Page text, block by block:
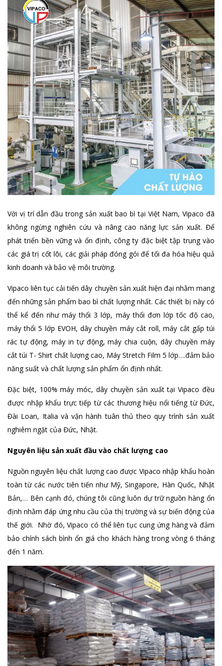
Với vị trí dẫn đầu trong sản xuất bao bì tại Việt Nam, Vipaco đã
không ngừng nghiên cứu và nâng cao năng lực sản xuất. Để
phát triển bền vững và ổn định, công ty đặc biệt tập trung vào
các giá trị cốt lõi, các giải pháp đóng gói để tối đa hóa hiệu quả
kinh doanh và bảo vệ môi trường.
Vipaco liên tục cải tiến dây chuyền sản xuất hiện đại nhằm mang
đến những sản phẩm bao bì chất lượng nhất. Các thiết bị này có
thể kể đến như máy thổi 3 lớp, máy thổi đơn lớp tốc độ cao,
máy thổi 5 lớp EVOH, dây chuyền máy cắt roll, máy cắt gấp túi
rác tự động, máy in tự động, máy chia cuộn, dây chuyền máy
cắt túi T- Shirt chất lượng cao, Máy Stretch Film 5 lớp….đảm bảo
năng suất và chất lượng sản phẩm ổn định nhất.
Đặc biệt, 100% máy móc, dây chuyền sản xuất tại Vipaco đều
được nhập khẩu trực tiếp từ các thương hiệu nổi tiếng từ Đức,
Đài Loan, Italia và vận hành tuân thủ theo quy trình sản xuất
nghiêm ngặt của Đức, Nhật.
Nguyên liệu sản xuất đầu vào chất lượng cao
Nguồn nguyên liệu chất lượng cao được Vipaco nhập khẩu hoàn
toàn từ các nước tiên tiến như Mỹ, Singapore, Hàn Quốc, Nhật
Bản,… Bên cạnh đó, chúng tôi cũng luôn dự trữ nguồn hàng ổn
định nhằm đáp ứng nhu cầu của thị trường và sự biến động của
thế giới. Nhờ đó, Vipaco có thể liên tục cung ứng hàng và đảm
bảo chính sách bình ổn giá cho khách hàng trong vòng 6 tháng
đến 1 năm.